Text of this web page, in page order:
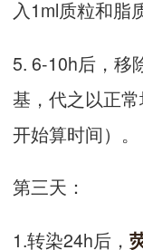
入1ml质粒和脂
5. 6-10h后，移
基，代之以正
开始算时间）。
第三天：
1.转染24h后，